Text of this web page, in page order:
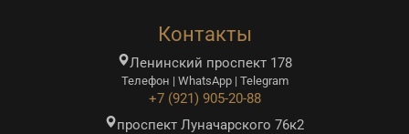
Контакты
Ленинский проспект 178
Телефон | WhatsApp | Telegram
+7 (921) 905-20-88
проспект Луначарского 76к2